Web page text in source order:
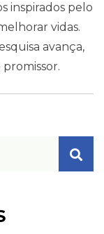
inspirados pelo
vidas.
avança,